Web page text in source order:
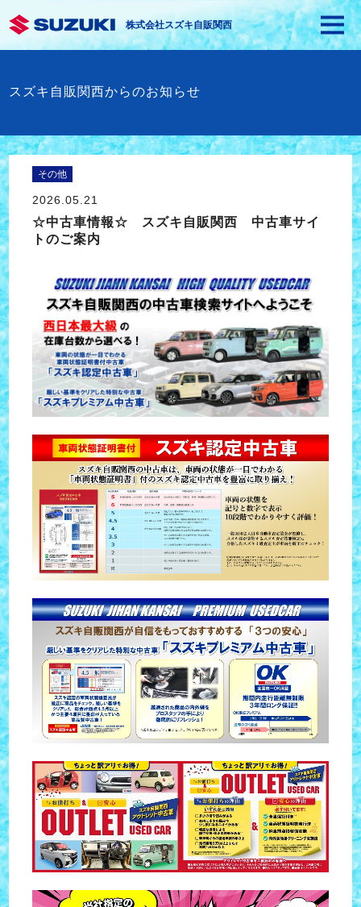
株式会社スズキ自販関西
スズキ自販関西からのお知らせ
その他
2026.05.21
☆中古車情報☆ スズキ自販関西 中古車サイ
トのご案内